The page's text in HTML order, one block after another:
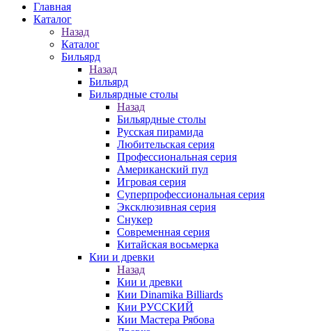
Главная
Каталог
Назад
Каталог
Бильярд
Назад
Бильярд
Бильярдные столы
Назад
Бильярдные столы
Русская пирамида
Любительская серия
Профессиональная серия
Американский пул
Игровая серия
Суперпрофессиональная серия
Эксклюзивная серия
Снукер
Современная серия
Китайская восьмерка
Кии и древки
Назад
Кии и древки
Кии Dinamika Billiards
Кии РУССКИЙ
Кии Мастера Рябова